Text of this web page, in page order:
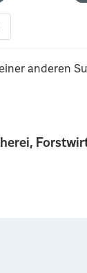
anderen